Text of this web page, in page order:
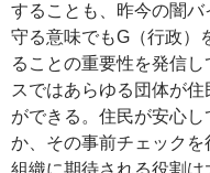
することも、昨今の闇
守る意味でもG（行政）
ることの重要性を発信
スではあらゆる団体が
ができる。住民が安心
か、その事前チェック
組織に期待される役割は